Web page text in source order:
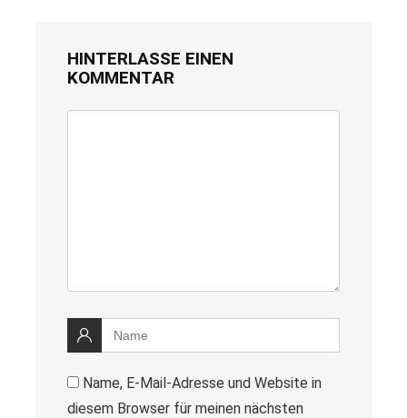
HINTERLASSE EINEN
KOMMENTAR
Name, E-Mail-Adresse und Website in
diesem Browser für meinen nächsten